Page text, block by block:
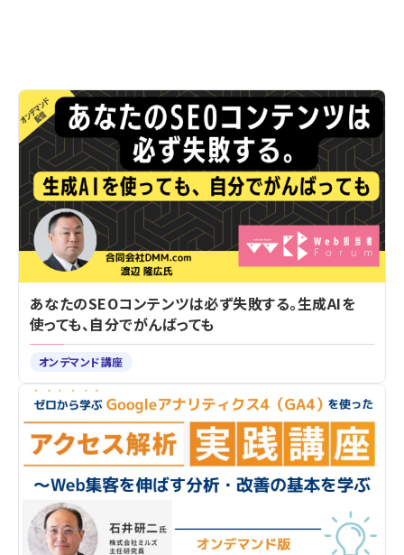
あなたのSEOコンテンツは必ず失敗する。生成AIを
使っても、自分でがんばっても
オンデマンド講座